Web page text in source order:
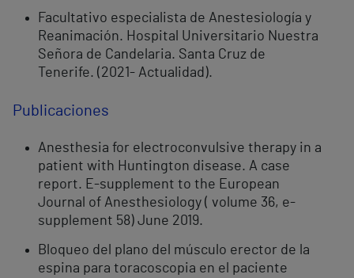
Facultativo especialista de Anestesiología y
Reanimación. Hospital Universitario Nuestra
Señora de Candelaria. Santa Cruz de
Tenerife. (2021- Actualidad).
Publicaciones
Anesthesia for electroconvulsive therapy in a
patient with Huntington disease. A case
report. E-supplement to the European
Journal of Anesthesiology ( volume 36, e-
supplement 58) June 2019.
Bloqueo del plano del músculo erector de la
espina para toracoscopia en el paciente